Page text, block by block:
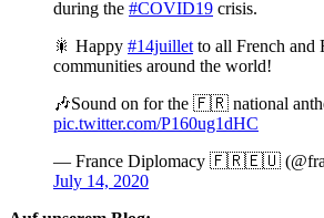
during the #COVID19 crisis.
🎇 Happy #14juilletto all French and
communities around the world!
🎶Sound on for the 🇫🇷 national
pic.twitter.com/P160ug1dHC
— France Diplomacy 🇫🇷🇪🇺
July 14, 2020